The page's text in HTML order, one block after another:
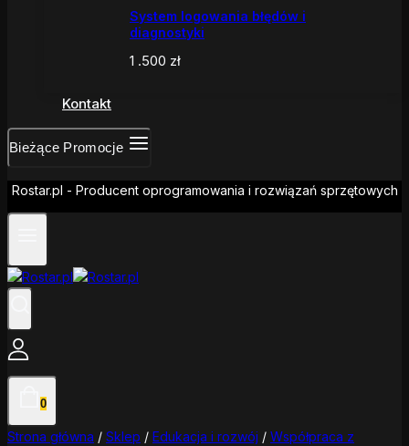
System logowania błędów i
diagnostyki
1 .500 zł
Kontakt
Bieżące Promocje
Rostar.pl - Producent oprogramowania i rozwiązań sprzętowych
0
Strona główna / Sklep / Edukacja i rozwój / Współpraca z